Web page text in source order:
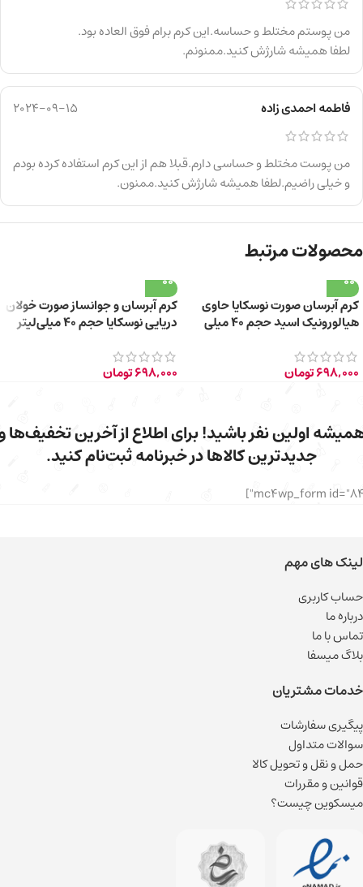
من پوستم مختلط و حساسه.این کرم برام فوق العاده بود.
لطفا همیشه شارژش کنید.ممنونم.
فاطمه احمدی زاده 2024-09-15
من پوست مختلط و حساسی دارم.قبلا هم از این کرم استفاده کرده بودم
و خیلی راضیم.لطفا همیشه شارژش کنید.ممنون.
محصولات مرتبط
کرم آبرسان صورت نوسکایا حاوی
هیالورونیک اسید حجم 40 میلی
698,000تومان
کرم آبرسان و جوانساز صورت خولان
دریایی نوسکایا حجم 40 میلی‌لیتر
698,000تومان
اولین نفر باشید! برای اطلاع از آخرین تخفیف‌ها
جدیدترین کالاها در خبرنامه ثبت‌نام کنید.
لینک های مهم
حساب کاربری
درباره ما
تماس با ما
بلاگ میسفا
خدمات مشتریان
پیگیری سفارشات
سوالات متداول
حمل و نقل و تحویل کالا
قوانین و مقررات
میسکوین چیست؟